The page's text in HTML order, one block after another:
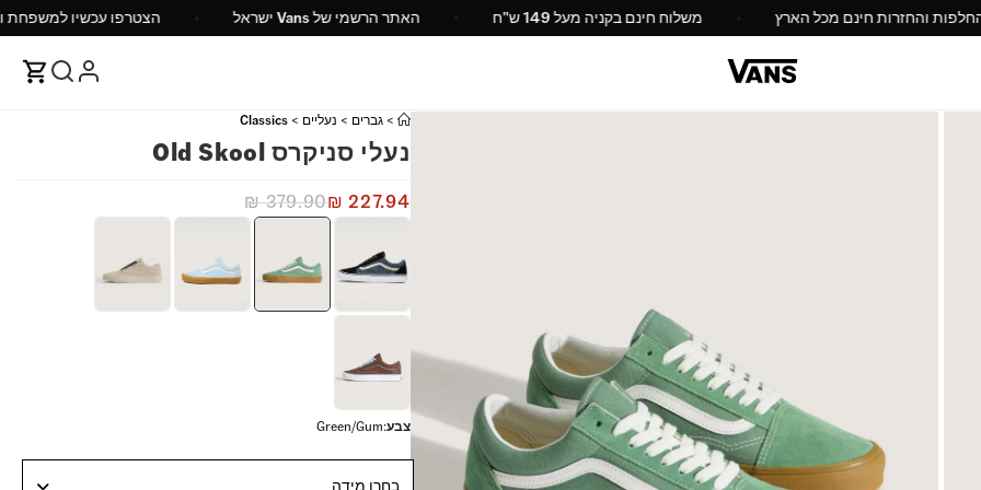
החלפות והחזרות חינם מכל הארץ משלוח חינם בקניה מעל 149 ש"ח האתר הרשמי של Vans ישראל הצטרפו
>גברים > נעליים >
Classics
נעלי סניקרס Old Skool
₪379.90₪ 227.94
צבע:
Green/Gum
בחרו מידה